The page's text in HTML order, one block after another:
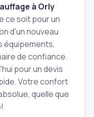
à Orly
ce soit pour un
d'un nouveau
équipements,
de confiance.
pour un devis
Votre confort
quelle que